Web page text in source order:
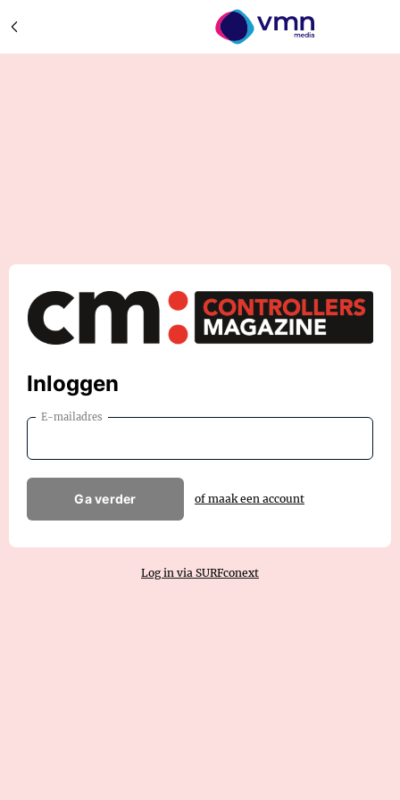
Inloggen
E-mailadres
Ga verder of maak een account
Log in via SURFconext